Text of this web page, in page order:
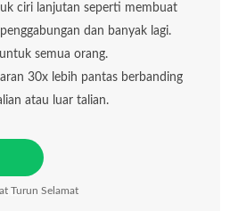
ciri lanjutan seperti membuat
dan banyak lagi.
semua orang.
30x lebih pantas berbanding
atau luar talian.
atau
Turun Selamat